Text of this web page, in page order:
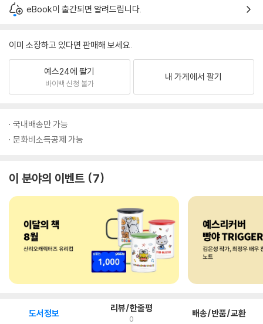
eBook이 출간되면 알려드립니다.
이미 소장하고 있다면 판매해 보세요.
예스24에 팔기
바이백 신청 불가
내 가게에서 팔기
국내배송만 가능
문화비소득공제 가능
이 분야의 이벤트 7
도서정보 리뷰/한줄평
0 배송/반품/교환